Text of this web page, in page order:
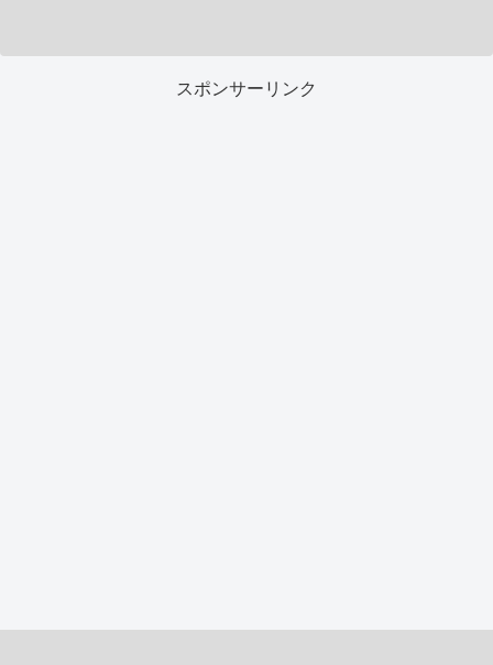
スポンサーリンク